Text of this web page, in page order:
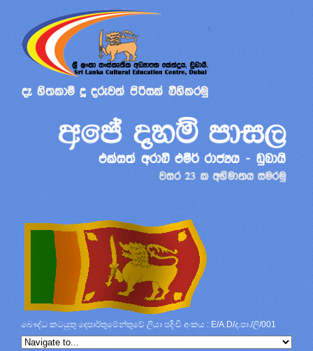
බෞද්ධ කටයුතු දෙපාර්තුමේන්තුවේ ලියා පදිංචි අංකය : E/A.D/ද.පා./ලි/001